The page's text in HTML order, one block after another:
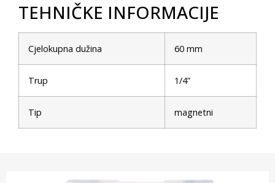
TEHNIČKE INFORMACIJE
Cjelokupna dužina 60 mm
Trup 1/4”
Tip magnetni